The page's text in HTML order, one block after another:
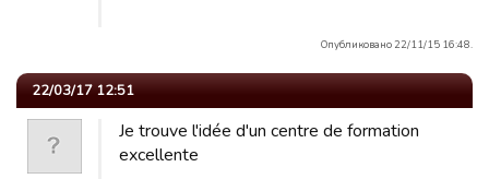
Опубликовано 22/11/15 16:48.
22/03/17 12:51
Je trouve l'idée d'un centre de formation
excellente